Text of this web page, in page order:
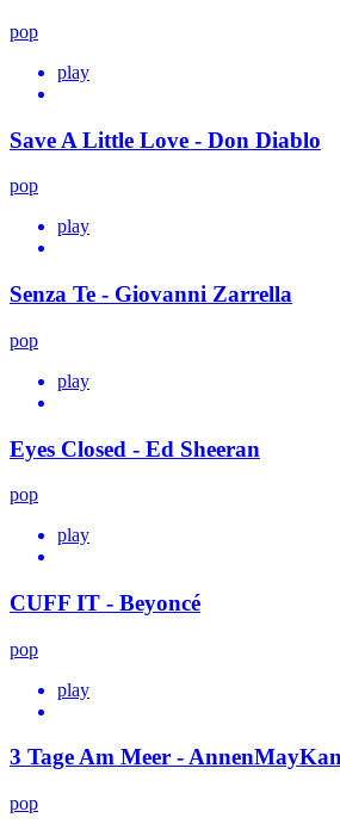
pop
play
Save A Little Love - Don Diablo
pop
play
Senza Te - Giovanni Zarrella
pop
play
Eyes Closed - Ed Sheeran
pop
play
CUFF IT - Beyoncé
pop
play
3 Tage Am Meer -
pop